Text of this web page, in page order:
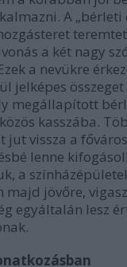
A „bérleti
a két nagy
a nevükre
jelképes
megállapított
kasszába.
vissza a
lenne
a
majd jövőre,
egyáltalán lesz